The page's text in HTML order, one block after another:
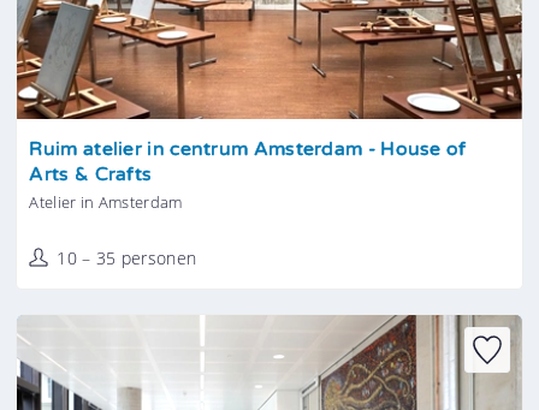
Tonen
Ruim atelier in centrum Amsterdam - House of
Arts & Crafts
Atelier in Amsterdam
10 – 35 personen